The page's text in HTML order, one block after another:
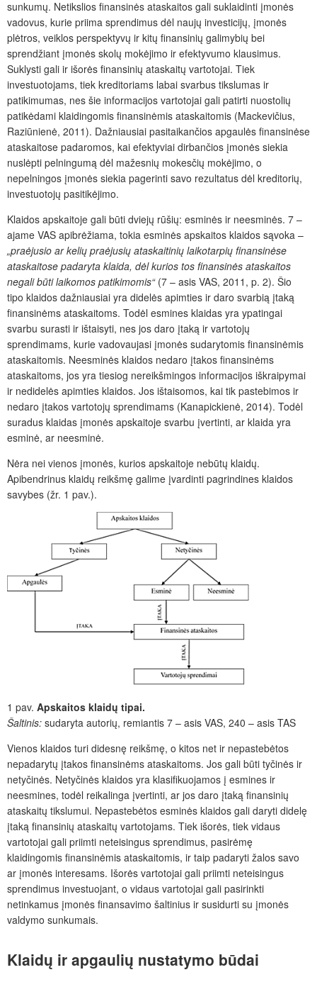
sunkumų. Netikslios finansinės ataskaitos gali suklaidinti įmonės
vadovus, kurie priima sprendimus dėl naujų investicijų, įmonės
plėtros, veiklos perspektyvų ir kitų finansinių galimybių bei
sprendžiant įmonės skolų mokėjimo ir efektyvumo klausimus.
Suklysti gali ir išorės finansinių ataskaitų vartotojai. Tiek
investuotojams, tiek kreditoriams labai svarbus tikslumas ir
patikimumas, nes šie informacijos vartotojai gali patirti nuostolių
patikėdami klaidingomis finansinėmis ataskaitomis (Mackevičius,
Raziūnienė, 2011). Dažniausiai pasitaikančios apgaulės finansinėse
ataskaitose padaromos, kai efektyviai dirbančios įmonės siekia
nuslėpti pelningumą dėl mažesnių mokesčių mokėjimo, o
nepelningos įmonės siekia pagerinti savo rezultatus dėl kreditorių,
investuotojų pasitikėjimo.
Klaidos apskaitoje gali būti dviejų rūšių: esminės ir neesminės. 7 –
ajame VAS apibrėžiama, tokia esminės apskaitos klaidos sąvoka –
„praėjusio ar kelių praėjusių ataskaitinių laikotarpių finansinėse
ataskaitose padaryta klaida, dėl kurios tos finansinės ataskaitos
negali būti laikomos patikimomis“(7 – asis VAS, 2011, p. 2). Šio
tipo klaidos dažniausiai yra didelės apimties ir daro svarbią įtaką
finansinėms ataskaitoms. Todėl esmines klaidas yra ypatingai
svarbu surasti ir ištaisyti, nes jos daro įtaką ir vartotojų
sprendimams, kurie vadovaujasi įmonės sudarytomis finansinėmis
ataskaitomis. Neesminės klaidos nedaro įtakos finansinėms
ataskaitoms, jos yra tiesiog nereikšmingos informacijos iškraipymai
ir nedidelės apimties klaidos. Jos ištaisomos, kai tik pastebimos ir
nedaro įtakos vartotojų sprendimams (Kanapickienė, 2014). Todėl
suradus klaidas įmonės apskaitoje svarbu įvertinti, ar klaida yra
esminė, ar neesminė.
Nėra nei vienos įmonės, kurios apskaitoje nebūtų klaidų.
Apibendrinus klaidų reikšmę galime įvardinti pagrindines klaidos
savybes (žr. 1 pav.).
1 pav. Apskaitos klaidų tipai.
Šaltinis: sudaryta autorių, remiantis 7 – asis VAS, 240 – asis TAS
Vienos klaidos turi didesnę reikšmę, o kitos net ir nepastebėtos
nepadarytų įtakos finansinėms ataskaitoms. Jos gali būti tyčinės ir
netyčinės. Netyčinės klaidos yra klasifikuojamos į esmines ir
neesmines, todėl reikalinga įvertinti, ar jos daro įtaką finansinių
ataskaitų tikslumui. Nepastebėtos esminės klaidos gali daryti didelę
įtaką finansinių ataskaitų vartotojams. Tiek išorės, tiek vidaus
vartotojai gali priimti neteisingus sprendimus, pasirėmę
klaidingomis finansinėmis ataskaitomis, ir taip padaryti žalos savo
ar įmonės interesams. Išorės vartotojai gali priimti neteisingus
sprendimus investuojant, o vidaus vartotojai gali pasirinkti
netinkamus įmonės finansavimo šaltinius ir susidurti su įmonės
valdymo sunkumais.
Klaidų ir apgaulių nustatymo būdai